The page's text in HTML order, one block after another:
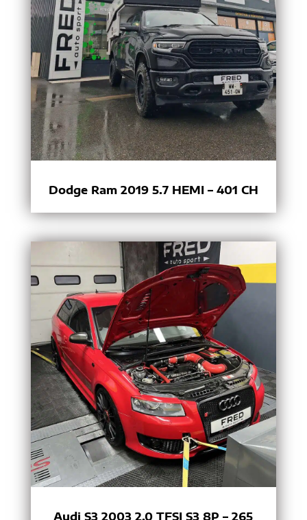
Dodge Ram 2019 5.7 HEMI – 401 CH
Audi S3 2003 2.0 TFSI S3 8P – 265